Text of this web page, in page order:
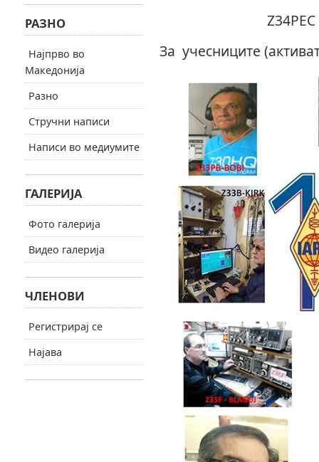
За учесниците
РАЗНО
Најпрво во
Македонија
Разно
Стручни написи
Написи во медиумите
ГАЛЕРИЈА
Фото галерија
Видео галерија
ЧЛЕНОВИ
Регистрирај се
Најава